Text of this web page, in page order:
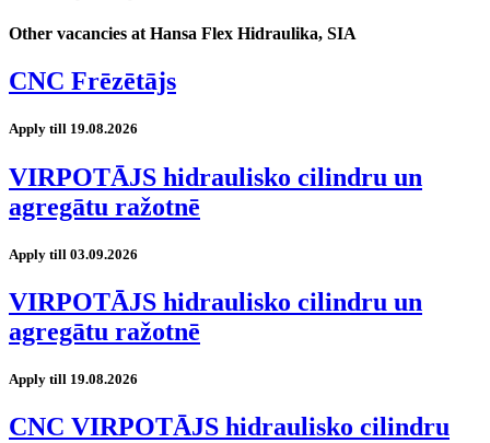
Other vacancies at Hansa Flex Hidraulika, SIA
CNC Frēzētājs
Apply till 19.08.2026
VIRPOTĀJS hidraulisko cilindru un
agregātu ražotnē
Apply till 03.09.2026
VIRPOTĀJS hidraulisko cilindru un
agregātu ražotnē
Apply till 19.08.2026
CNC VIRPOTĀJS hidraulisko cilindru